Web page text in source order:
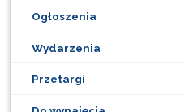
Ogłoszenia
Wydarzenia
Przetargi